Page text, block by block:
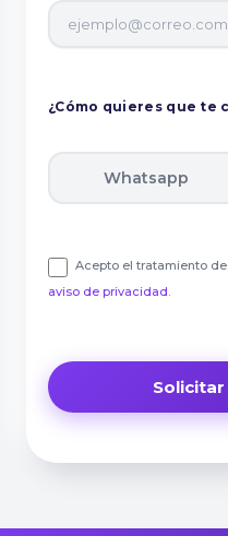
¿Cómo quieres que te
Whatsapp
Acepto el tratamiento
aviso de privacidad.